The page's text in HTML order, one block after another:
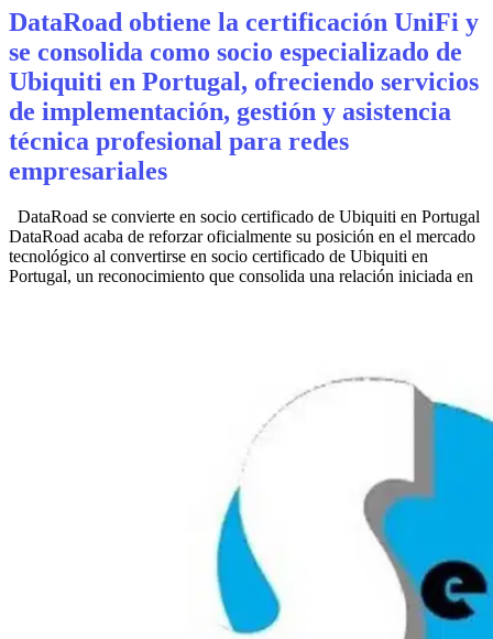
DataRoad obtiene la certificación UniFi y
se consolida como socio especializado de
Ubiquiti en Portugal, ofreciendo servicios
de implementación, gestión y asistencia
técnica profesional para redes
empresariales
DataRoad se convierte en socio certificado de Ubiquiti en Portugal
DataRoad acaba de reforzar oficialmente su posición en el mercado
tecnológico al convertirse en socio certificado de Ubiquiti en
Portugal, un reconocimiento que consolida una relación iniciada en